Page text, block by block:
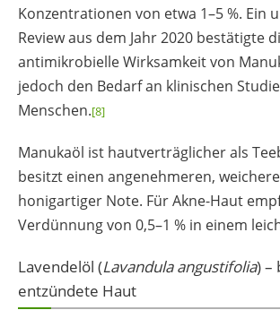
Konzentrationen von etwa 1–5 %. Ein
Review aus dem Jahr 2020 bestätigte
antimikrobielle Wirksamkeit von
jedoch den Bedarf an klinischen
Menschen.[8]
Manukaöl ist hautverträglicher als
besitzt einen angenehmeren,
honigartiger Note. Für Akne-Haut
Verdünnung von 0,5–1 % in einem
Lavendelöl (Lavandula angustifolia) –
entzündete Haut